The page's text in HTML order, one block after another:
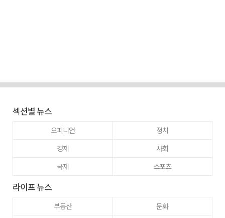
섹션별 뉴스
오피니언
정치
경제
사회
국제
스포츠
라이프 뉴스
부동산
문화